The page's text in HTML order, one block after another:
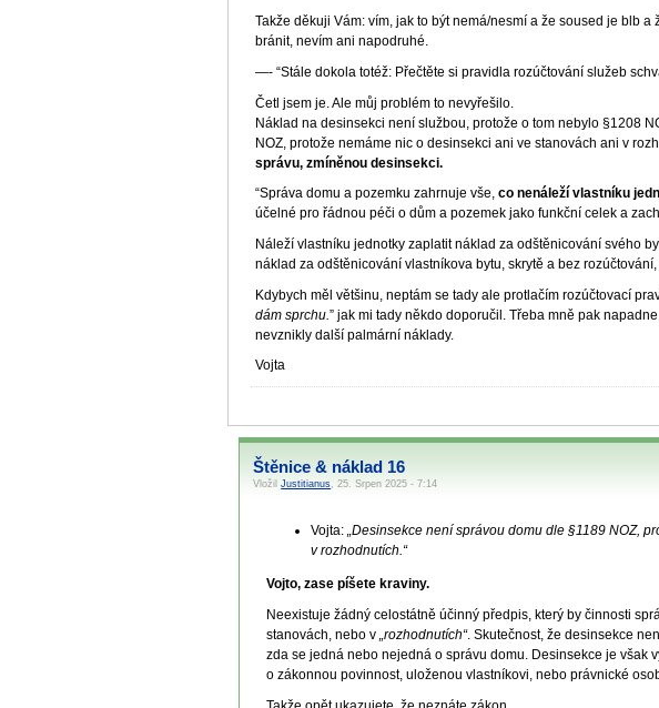
Takže děkuji Vám: vím, jak to být nemá/nesmí a že soused je blb
bránit, nevím ani napodruhé.
—- “Stále dokola totéž: Přečtěte si pravidla rozúčtování služeb
Četl jsem je. Ale můj problém to nevyřešilo.
Náklad na desinsekci není službou, protože o tom nebylo §1208
NOZ, protože nemáme nic o desinsekci ani ve stanovách ani v
správu, zmíněnou desinsekci.
“Správa domu a pozemku zahrnuje vše,co nenáleží vlastníku
účelné pro řádnou péči o dům a pozemek jako funkční celek a
Náleží vlastníku jednotky zaplatit náklad za odštěnicování svého
náklad za odštěnicování vlastníkova bytu, skrytě a bez
Kdybych měl většinu, neptám se tady ale protlačím rozúčtovací
dám sprchu.” jak mi tady někdo doporučil. Třeba mně pak
nevznikly další palmární náklady.
Vojta
Štěnice & náklad 16
VložilJustitianus , 25. Srpen 2025 - 7:14
Vojta:„Desinsekce není správou domu dle §1189 NOZ,
v rozhodnutích.“
Vojto, zase píšete kraviny.
Neexistuje žádný celostátně účinný předpis, který by činnosti
stanovách, nebo v„rozhodnutích“. Skutečnost, že desinsekce
zda se jedná nebo nejedná o správu domu. Desinsekce je však
o zákonnou povinnost, uloženou vlastníkovi, nebo právnické